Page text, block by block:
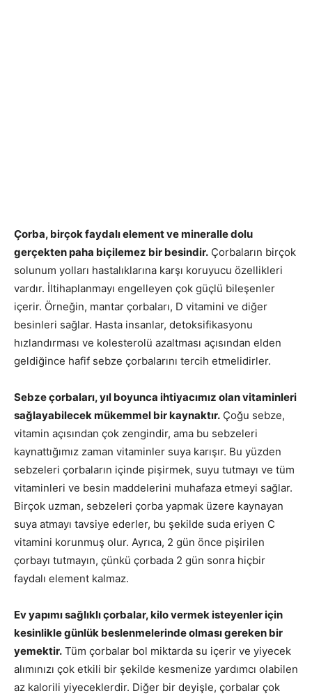
Çorba, birçok faydalı element ve mineralle dolu
gerçekten paha biçilemez bir besindir. Çorbaların birçok
solunum yolları hastalıklarına karşı koruyucu özellikleri
vardır. İltihaplanmayı engelleyen çok güçlü bileşenler
içerir. Örneğin, mantar çorbaları, D vitamini ve diğer
besinleri sağlar. Hasta insanlar, detoksifikasyonu
hızlandırması ve kolesterolü azaltması açısından elden
geldiğince hafif sebze çorbalarını tercih etmelidirler.
Sebze çorbaları, yıl boyunca ihtiyacımız olan vitaminleri
sağlayabilecek mükemmel bir kaynaktır. Çoğu sebze,
vitamin açısından çok zengindir, ama bu sebzeleri
kaynattığımız zaman vitaminler suya karışır. Bu yüzden
sebzeleri çorbaların içinde pişirmek, suyu tutmayı ve tüm
vitaminleri ve besin maddelerini muhafaza etmeyi sağlar.
Birçok uzman, sebzeleri çorba yapmak üzere kaynayan
suya atmayı tavsiye ederler, bu şekilde suda eriyen C
vitamini korunmuş olur. Ayrıca, 2 gün önce pişirilen
çorbayı tutmayın, çünkü çorbada 2 gün sonra hiçbir
faydalı element kalmaz.
Ev yapımı sağlıklı çorbalar, kilo vermek isteyenler için
kesinlikle günlük beslenmelerinde olması gereken bir
yemektir. Tüm çorbalar bol miktarda su içerir ve yiyecek
alımınızı çok etkili bir şekilde kesmenize yardımcı olabilen
az kalorili yiyeceklerdir. Diğer bir deyişle, çorbalar çok